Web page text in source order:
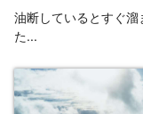
油断しているとすぐ
た...